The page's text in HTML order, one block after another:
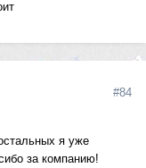
#84
я уже
за компанию!